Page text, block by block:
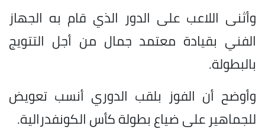
وأثنى اللاعب على الدور الذي قام به الجهاز
الفني بقيادة معتمد جمال من أجل التتويج
بالبطولة.
وأوضح أن الفوز بلقب الدوري أنسب تعويض
للجماهير على ضياع بطولة كأس الكونفدرالية.